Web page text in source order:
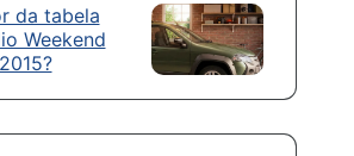
da tabela
Weekend